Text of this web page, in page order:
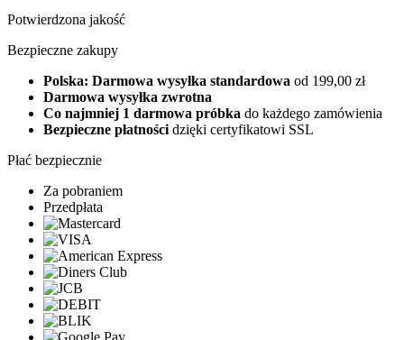
Potwierdzona jakość
Bezpieczne zakupy
Polska: Darmowa wysyłka standardowa od 199,00 zł
Darmowa wysyłka zwrotna
Co najmniej 1 darmowa próbka do każdego zamówienia
Bezpieczne płatności dzięki certyfikatowi SSL
Płać bezpiecznie
Za pobraniem
Przedpłata